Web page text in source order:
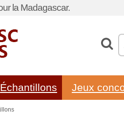
la Madagascar.
Échantillons Jeux